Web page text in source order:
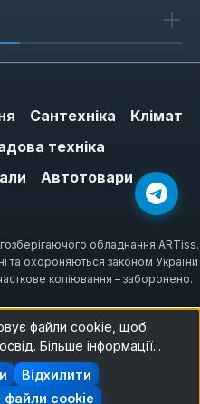
Сантехніка
Клімат
техніка
Автотовари
обладнання ARTiss.
та охороняються законом України
копіювання – заборонено.
файли cookie, щоб
Більше інформації...
Відхилити
файли cookie